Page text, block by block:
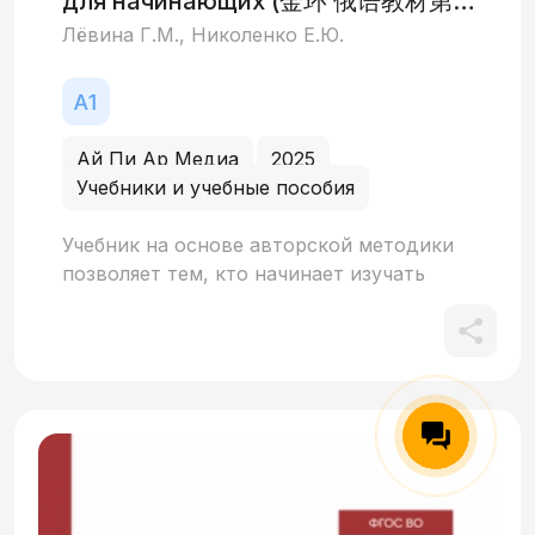
иллюстрации к текстам, аудиозадания,
аудиодиктанты и аутентичные тексты по
一册)
Лёвина Г.М., Николенко Е.Ю.
Ай Пи Ар Медиа
2025
Учебники и учебные пособия
Учебник на основе авторской методики
позволяет тем, кто начинает изучать
языке и составлять собственные на базе
400 лексических единиц. Знакомит с
началами грамматики: род и число имен,
понятие о виде и времени глагола. Объем
первой части: 30–40 аудиторных часов (1